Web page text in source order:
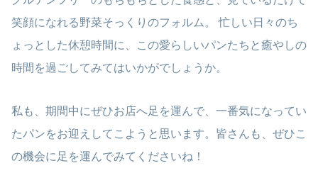
笑顔になれる野菜そっくりのフォルム。 忙しい日々のち
ょっとした休憩時間に、この愛らしいパンたちと癒やしの
時間を過ごしてみてはいかがでしょうか。
私も、期間中にぜひお店へ足を運んで、一番気になってい
たパンをお迎えしてこようと思います。皆さんも、ぜひこ
の機会に足を運んでみてくださいね！